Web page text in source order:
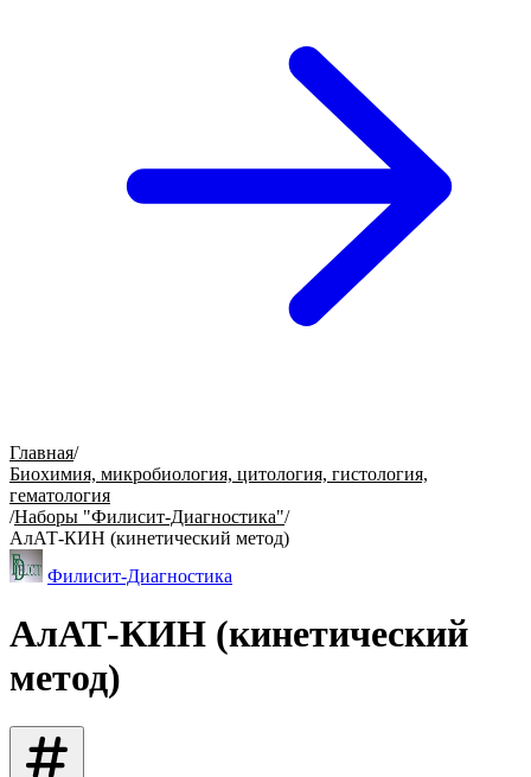
Главная/
Биохимия, микробиология, цитология, гистология,
гематология
/Наборы "Филисит-Диагностика"/
АлАТ-КИН (кинетический метод)
Филисит-Диагностика
АлАТ-КИН (кинетический
метод)